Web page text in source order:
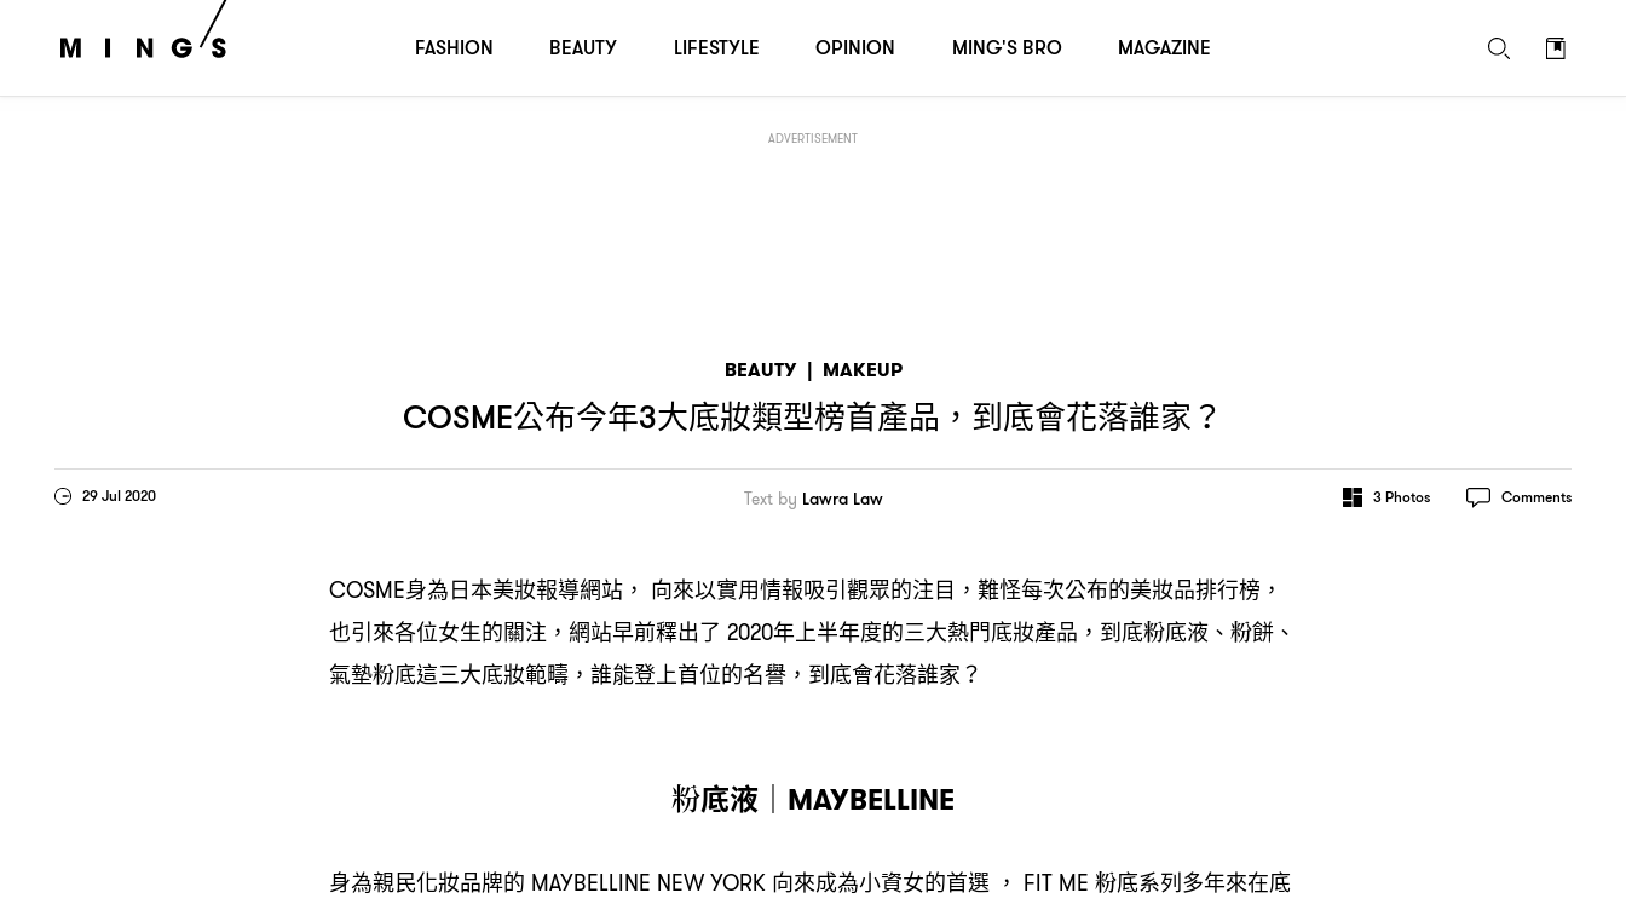
ADVERTISEMENT
BEAUTY | MAKEUP
COSME公布今年3大底妝類型榜首產品 ， 到底會花落誰家 ？
29 Jul 2020 Text by Lawra Law 3Photos Comments
COSME身為日本美妝報導網站 ， 向來以實用情報吸引觀眾的注目 ， 難怪每次公布的美妝品排行榜 ，
也引來各位女生的關注 ， 網站早前釋出了 2020年上半年度的三大熱門底妝產品 ， 到底粉底液、粉餅、
氣墊粉底這三大底妝範疇 ， 誰能登上首位的名譽 ， 到底會花落誰家？
粉底液 ｜MAYBELLINE
身為親民化妝品牌的 MAYBELLINE NEW YORK 向來成為小資女的首選 ， FIT ME 粉底系列多年來在底
FASHION BEAUTY LIFESTYLE OPINION MING'S BRO MAGAZINE
COSME 公布今年 ， ？